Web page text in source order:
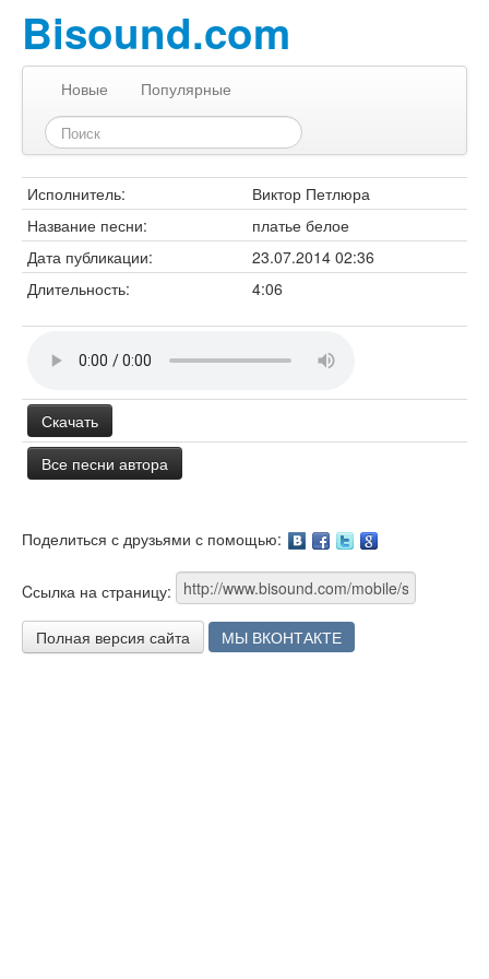
Bisound.com
Новые Популярные
Исполнитель:
Виктор Петлюра
Название песни:
платье белое
Дата публикации:
23.07.2014 02:36
Длительность:
4:06
Скачать
Все песни автора
Поделиться с друзьями с помощью:
Cсылка на страницу:
Полная версия сайта МЫ ВКОНТАКТЕ